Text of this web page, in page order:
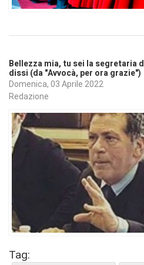
Bellezza mia, tu sei la segretaria
dissi (da "Avvocà, per ora grazie")
Domenica, 03 Aprile 2022
Redazione
Tag: